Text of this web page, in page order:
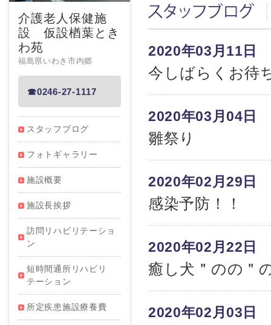
スタッフブログ
2020年03月11日
今しばらくお待
2020年03月04日
雛祭り
2020年02月29日
感染予防！！
2020年02月22日
癒し犬＂のの＂
2020年02月03日
介護老人保健施
設 仮設楢葉とき
わ苑
福島県いわき市内郷
☎0246-27-1117
スタッフブログ
フォトギャラリー
施設概要
施設長挨拶
訪問リハビリテーショ
ン
短時間通所リハビリ
テーション
所定疾患施設療養費